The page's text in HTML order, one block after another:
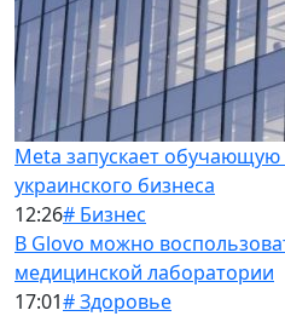
Meta запускает
украинского бизнеса
12:26# Бизнес
В Glovo можно
медицинской лаборатории
17:01# Здоровье